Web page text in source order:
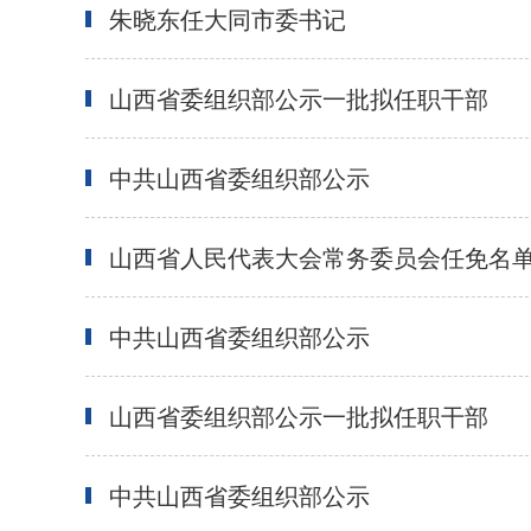
朱晓东任大同市委书记
山西省委组织部公示一批拟任职干部
中共山西省委组织部公示
山西省人民代表大会常务委员会任免名
中共山西省委组织部公示
山西省委组织部公示一批拟任职干部
中共山西省委组织部公示